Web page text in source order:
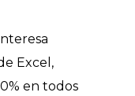
Excel,
en todos